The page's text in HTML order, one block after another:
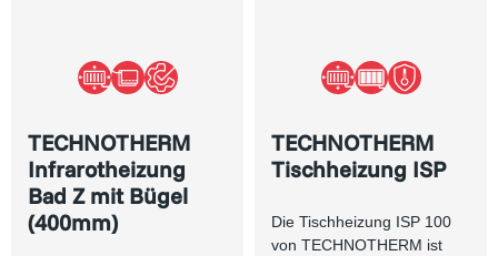
TECHNOTHERM
Infrarotheizung
Bad Z mit Bügel
(400mm)
TECHNOTHERM
Tischheizung ISP
Die Tischheizung ISP 100
von TECHNOTHERM ist